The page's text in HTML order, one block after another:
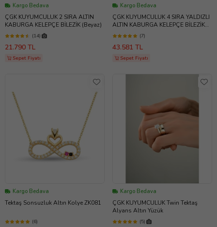
Kargo Bedava
ÇGK KUYUMCULUK 2 SIRA ALTIN
KABURGA KELEPÇE BİLEZİK (Beyaz)
(14)
21.790 TL
Sepet Fiyatı
Kargo Bedava
ÇGK KUYUMCULUK 4 SIRA YALDIZLI
ALTIN KABURGA KELEPÇE BİLEZİK
(Gold)
(7)
43.581 TL
Sepet Fiyatı
Kargo Bedava
Tektaş Sonsuzluk Altın Kolye ZK081
(6)
Kargo Bedava
ÇGK KUYUMCULUK Twin Tektaş
Alyans Altın Yüzük
(5)